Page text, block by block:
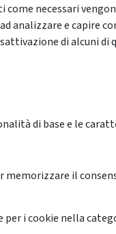
necessari
analizzare e capire
di alcuni
di base e le
memorizzare il
i cookie nella